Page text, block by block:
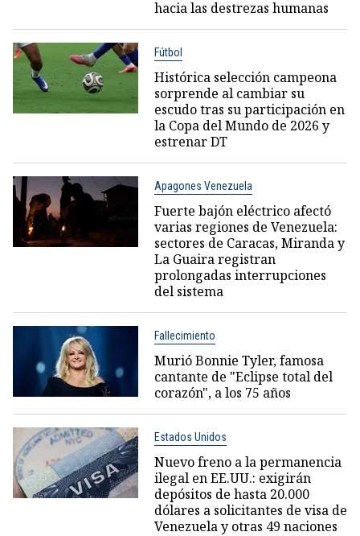
hacia las destrezas humanas
Fútbol
Histórica selección campeona
sorprende al cambiar su
escudo tras su participación en
la Copa del Mundo de 2026 y
estrenar DT
Apagones Venezuela
Fuerte bajón eléctrico afectó
varias regiones de Venezuela:
sectores de Caracas, Miranda y
La Guaira registran
prolongadas interrupciones
del sistema
Fallecimiento
Murió Bonnie Tyler, famosa
cantante de "Eclipse total del
corazón", a los 75 años
Estados Unidos
Nuevo freno a la permanencia
ilegal en EE.UU.: exigirán
depósitos de hasta 20.000
dólares a solicitantes de visa de
Venezuela y otras 49 naciones